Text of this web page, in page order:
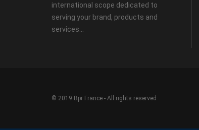
international scope dedicated to
serving your brand, products and
services...
© 2019 Bpr France - All rights reserved